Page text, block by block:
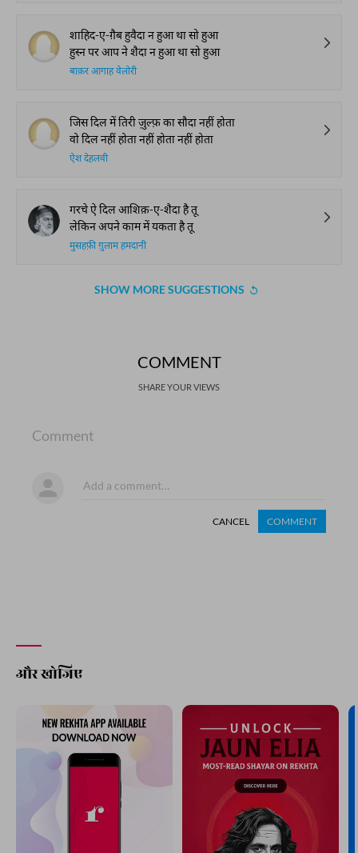
शाहिद-ए-ग़ैब हुवैदा न हुआ था सो हुआ
हुस्न पर आप ने शैदा न हुआ था सो हुआ
बाक़र आगाह वेलोरी
जिस दिल में तिरी ज़ुल्फ़ का सौदा नहीं होता
वो दिल नहीं होता नहीं होता नहीं होता
ऐश देहलवी
गरचे ऐ दिल आशिक़-ए-शैदा है तू
लेकिन अपने काम में यकता है तू
मुसहफ़ी ग़ुलाम हमदानी
SHOW MORE SUGGESTIONS
COMMENT
SHARE YOUR VIEWS
Comment
CANCEL COMMENT
और खोजिए